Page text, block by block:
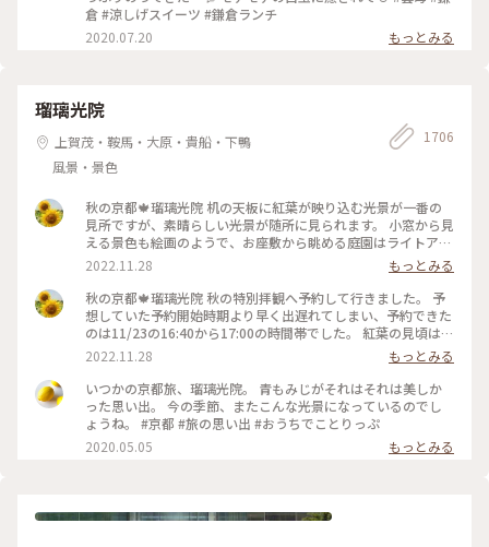
倉 #涼しげスイーツ #鎌倉ランチ
2020.07.20
もっとみる
瑠璃光院
上賀茂・鞍馬・大原・貴船・下鴨
風景・景色
1706
秋の京都🍁瑠璃光院 机の天板に紅葉が映り込む光景が一番の
見所ですが、素晴らしい光景が随所に見られます。 小窓から見
える景色も絵画のようで、お座敷から眺める庭園はライトアッ
プされてさらに雅です✨ 拝観が終わり、山門をくぐって振り返
ると、こちらも美しくライトアップされていました🍁♥️
2022.11.23 #秋いろとりどり #Myことりっぷ #瑠璃光院 #紅葉
狩り #紅葉 #京都
2022.11.28
もっとみる
秋の京都🍁瑠璃光院 秋の特別拝観へ予約して行きました。 予
想していた予約開始時期より早く出遅れてしまい、予約できた
のは11/23の16:40から17:00の時間帯でした。 紅葉の見頃はど
うかしら。昼でもなく夜でもなく。どんなふうに見えるんだろ
うと不安でしたが、薄暗くなってライトアップも始まった頃。
予想していた以上の素晴らしい風景がひろがっていました✨ 新
緑の頃とはまた違って雅な世界✨ 皆さんお行儀よく、机で満足
のいく写真を撮ったら後ろに並んでいる人に代わります。 敷居
を額縁に見立てて遠目から写真を撮ろうとしたら避けてくださ
ったり。 最初、夫は「春にも行ったのに」とブツブツ文句を
2022.11.28
もっとみる
いつかの京都旅、瑠璃光院。 青もみじがそれはそれは美しか
った思い出。 今の季節、またこんな光景になっているのでし
ょうね。 #京都 #旅の思い出 #おうちでことりっぷ
2020.05.05
もっとみる